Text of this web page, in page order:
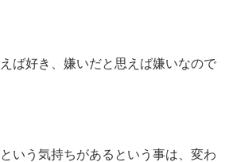
ば好き、嫌いだと思えば嫌いなので
いう気持ちがあるという事は、変わ